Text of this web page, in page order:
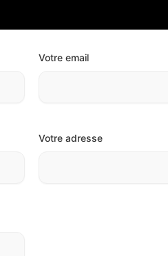
Votre email
Votre adresse